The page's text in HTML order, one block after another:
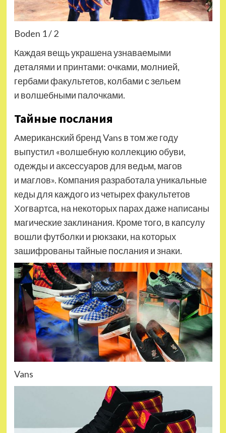
Boden 1 / 2
Каждая вещь украшена узнаваемыми
деталями и принтами: очками, молнией,
гербами факультетов, колбами с зельем
и волшебными палочками.
Тайные послания
Американский бренд Vans в том же году
выпустил «волшебную коллекцию обуви,
одежды и аксессуаров для ведьм, магов
и маглов». Компания разработала уникальные
кеды для каждого из четырех факультетов
Хогвартса, на некоторых парах даже написаны
магические заклинания. Кроме того, в капсулу
вошли футболки и рюкзаки, на которых
зашифрованы тайные послания и знаки.
Vans